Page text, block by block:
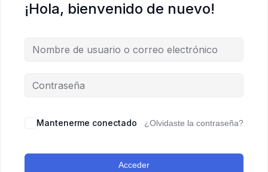
¡Hola, bienvenido de nuevo!
Mantenerme conectado ¿Olvidaste la contraseña?
Acceder